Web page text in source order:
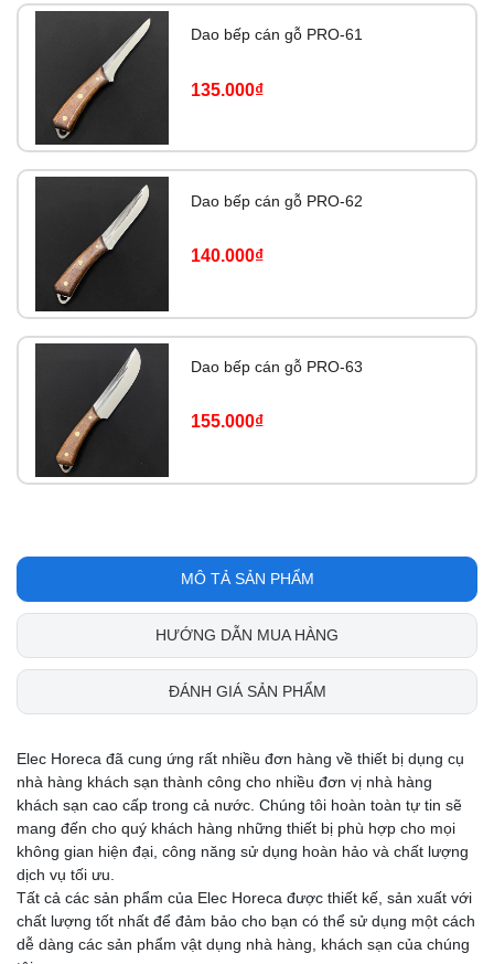
Dao bếp cán gỗ PRO-61
135.000₫
Dao bếp cán gỗ PRO-62
140.000₫
Dao bếp cán gỗ PRO-63
155.000₫
MÔ TẢ SẢN PHẨM
HƯỚNG DẪN MUA HÀNG
ĐÁNH GIÁ SẢN PHẨM
Elec Horeca đã cung ứng rất nhiều đơn hàng về thiết bị dụng cụ
nhà hàng khách sạn thành công cho nhiều đơn vị nhà hàng
khách sạn cao cấp trong cả nước. Chúng tôi hoàn toàn tự tin sẽ
mang đến cho quý khách hàng những thiết bị phù hợp cho mọi
không gian hiện đại, công năng sử dụng hoàn hảo và chất lượng
dịch vụ tối ưu.
Tất cả các sản phẩm của Elec Horeca được thiết kế, sản xuất với
chất lượng tốt nhất để đảm bảo cho bạn có thể sử dụng một cách
dễ dàng các sản phẩm vật dụng nhà hàng, khách sạn của chúng